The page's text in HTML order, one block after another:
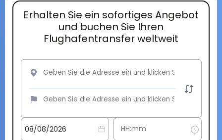
Erhalten Sie ein sofortiges Angebot
und buchen Sie Ihren
Flughafentransfer weltweit